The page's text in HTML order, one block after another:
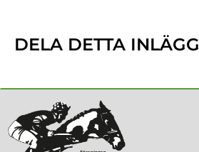
DELA DETTA INLÄGG